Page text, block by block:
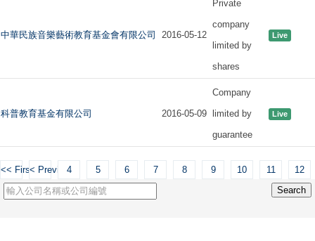
中華民族音樂藝術教育基金會有限公司 2016-05-12
Private
company
limited by
shares
Live
科普教育基金有限公司 2016-05-09
Company
limited by
guarantee
Live
<< First< Previous
4 5 6 7 8 9 10 11 12